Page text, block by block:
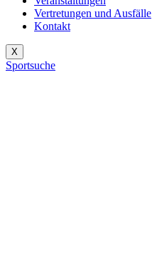
Vertretungen und Ausfälle
Kontakt
X
Sportsuche